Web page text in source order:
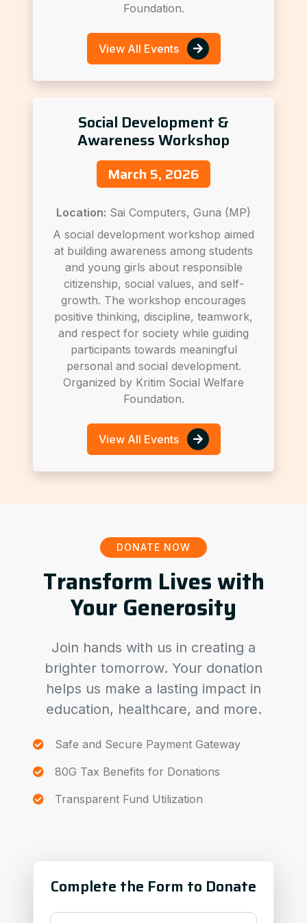
Foundation.
View All Events
Social Development &
Awareness Workshop
March 5, 2026
Location: Sai Computers, Guna (MP)
A social development workshop aimed
at building awareness among students
and young girls about responsible
citizenship, social values, and self-
growth. The workshop encourages
positive thinking, discipline, teamwork,
and respect for society while guiding
participants towards meaningful
personal and social development.
Organized by Kritim Social Welfare
Foundation.
View All Events
DONATE NOW
Transform Lives with
Your Generosity
Join hands with us in creating a
brighter tomorrow. Your donation
helps us make a lasting impact in
education, healthcare, and more.
Safe and Secure Payment Gateway
80G Tax Benefits for Donations
Transparent Fund Utilization
Complete the Form to Donate